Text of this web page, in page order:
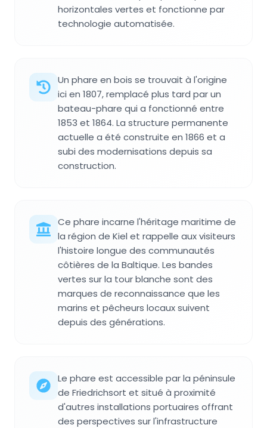
horizontales vertes et fonctionne par
technologie automatisée.
Un phare en bois se trouvait à l'origine
ici en 1807, remplacé plus tard par un
bateau-phare qui a fonctionné entre
1853 et 1864. La structure permanente
actuelle a été construite en 1866 et a
subi des modernisations depuis sa
construction.
Ce phare incarne l'héritage maritime de
la région de Kiel et rappelle aux visiteurs
l'histoire longue des communautés
côtières de la Baltique. Les bandes
vertes sur la tour blanche sont des
marques de reconnaissance que les
marins et pêcheurs locaux suivent
depuis des générations.
Le phare est accessible par la péninsule
de Friedrichsort et situé à proximité
d'autres installations portuaires offrant
des perspectives sur l'infrastructure